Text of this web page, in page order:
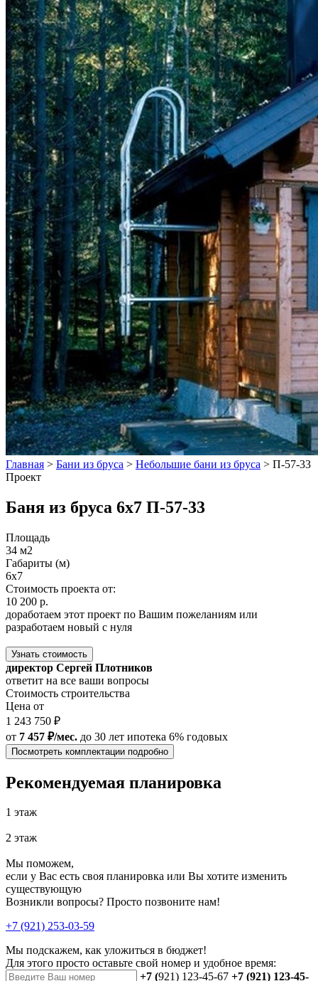
Главная > Бани из бруса > Небольшие бани из бруса > П-57-33
Проект
Баня из бруса 6х7 П-57-33
Площадь
34 м2
Габариты (м)
6х7
Стоимость проекта от:
10 200 р.
доработаем этот проект по Вашим пожеланиям или
разработаем новый с нуля
Узнать стоимость
директор Сергей Плотников
ответит на все ваши вопросы
Стоимость строительства
Цена от
1 243 750 ₽
от 7 457 ₽/мес. до 30 лет ипотека 6% годовых
Посмотреть комплектации подробно
Рекомендуемая планировка
1 этаж
2 этаж
Мы поможем,
если у Вас есть своя планировка или Вы хотите изменить
существующую
Возникли вопросы? Просто позвоните нам!
+7 (921) 253-03-59
Мы подскажем, как уложиться в бюджет!
Для этого просто оставьте свой номер и удобное время:
+7 (921) 123-45-67 +7 (921) 123-45-